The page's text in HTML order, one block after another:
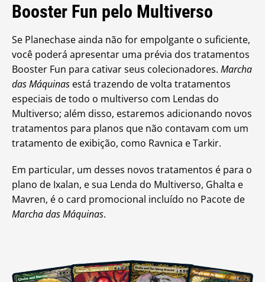
Booster Fun pelo Multiverso
Se Planechase ainda não for empolgante o suficiente,
você poderá apresentar uma prévia dos tratamentos
Booster Fun para cativar seus colecionadores. Marcha
das Máquinas está trazendo de volta tratamentos
especiais de todo o multiverso com Lendas do
Multiverso; além disso, estaremos adicionando novos
tratamentos para planos que não contavam com um
tratamento de exibição, como Ravnica e Tarkir.
Em particular, um desses novos tratamentos é para o
plano de Ixalan, e sua Lenda do Multiverso, Ghalta e
Mavren, é o card promocional incluído no Pacote de
Marcha das Máquinas.